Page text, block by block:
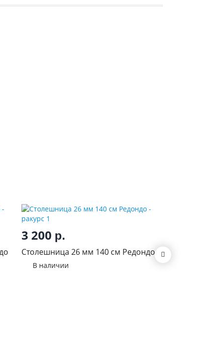
3 200 р.
Столешница 26 мм 140 см Редондо
В наличии